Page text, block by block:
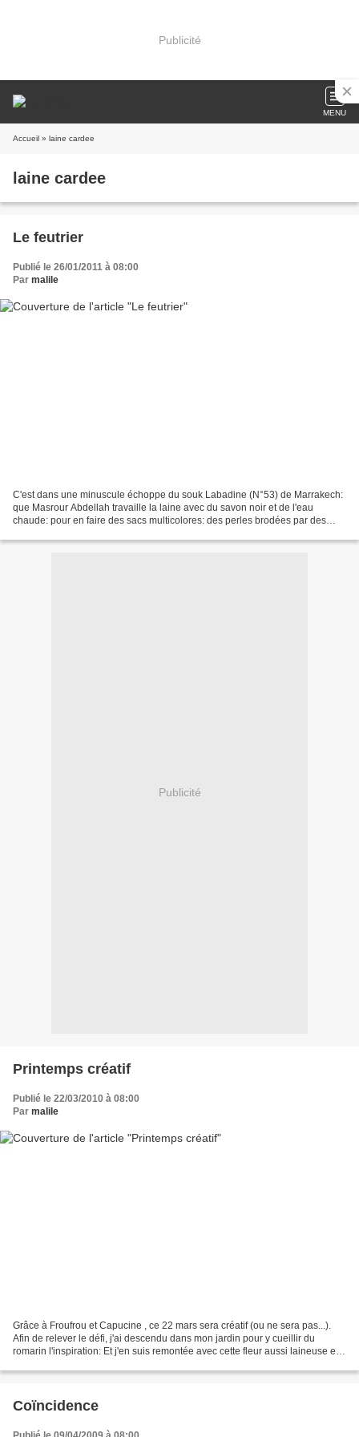
Publicité
MENU
Accueil » laine cardee
laine cardee
Le feutrier
Publié le 26/01/2011 à 08:00
Par malile
C'est dans une minuscule échoppe du souk Labadine (N°53) de Marrakech:
que Masrour Abdellah travaille la laine avec du savon noir et de l'eau
chaude: pour en faire des sacs multicolores: des perles brodées par des
Publicité
Printemps créatif
Publié le 22/03/2010 à 08:00
Par malile
Grâce à Froufrou et Capucine , ce 22 mars sera créatif (ou ne sera pas...).
Afin de relever le défi, j'ai descendu dans mon jardin pour y cueillir du
romarin l'inspiration: Et j'en suis remontée avec cette fleur aussi laineuse et
Coïncidence